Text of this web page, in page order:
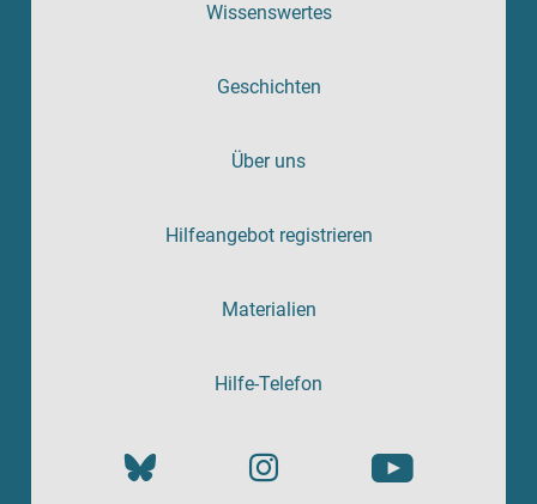
Wissenswertes
Geschichten
Über uns
Hilfeangebot registrieren
Materialien
Hilfe-Telefon